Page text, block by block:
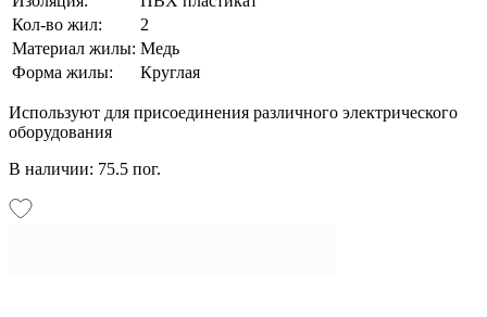
Кол-во жил:
2
Материал жилы: Медь
Форма жилы:
Круглая
Используют для присоединения различного электрического
оборудования
В наличии: 75.5 пог.